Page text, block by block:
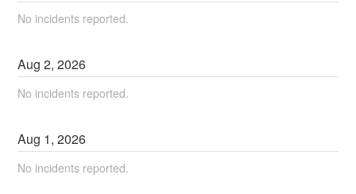
No incidents reported.
Aug2,2026
No incidents reported.
Aug 1,2026
No incidents reported.